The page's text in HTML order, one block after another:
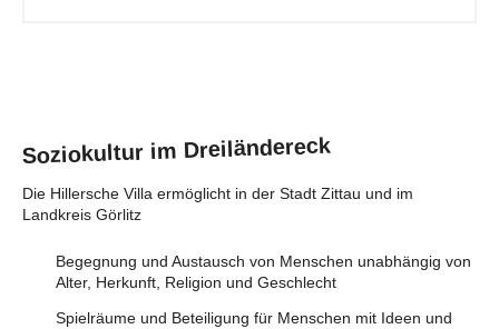
Soziokultur im Dreiländereck
Die Hillersche Villa ermöglicht in der Stadt Zittau und im
Landkreis Görlitz
Begegnung und Austausch von Menschen unabhängig von
Alter, Herkunft, Religion und Geschlecht
Spielräume und Beteiligung für Menschen mit Ideen und